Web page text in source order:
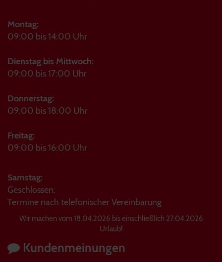
Montag:
09:00 bis 14:00 Uhr
Dienstag bis Mittwoch:
09:00 bis 17:00 Uhr
Donnerstag:
09:00 bis 18:00 Uhr
Freitag:
09:00 bis 16:00 Uhr
Samstag:
Geschlossen:
Termine nach telefonischer Vereinbarung
Wir machen vom 18.04.2026 bis einschließlich 27.04.2026
Urlaub!
Kundenmeinungen